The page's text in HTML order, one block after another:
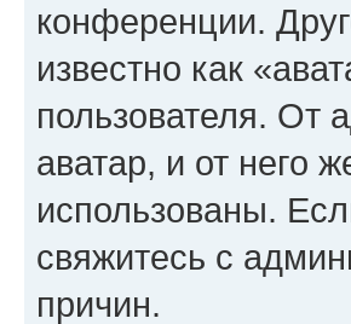
конференции.
известно как
пользователя. От
аватар, и от него
использованы.
свяжитесь с
причин.